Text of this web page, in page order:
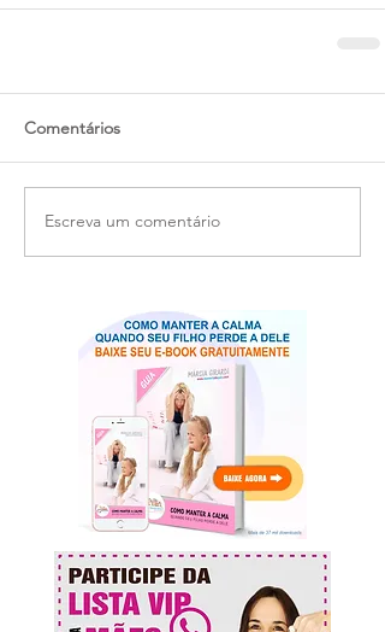
Comentários
Escreva um comentário